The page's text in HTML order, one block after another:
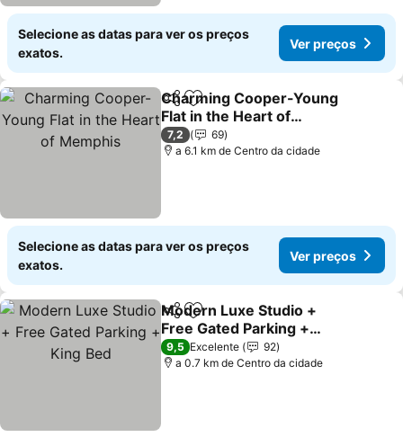
Selecione as datas para ver os preços
exatos.
Ver preços
PartilharAdicionar aos favoritos
Charming Cooper-Young
Flat in the Heart of
Memphis
Ver preços
7,2
69
a 6.1 km de Centro da cidade
Selecione as datas para ver os preços
exatos.
Ver preços
PartilharAdicionar aos favoritos
Modern Luxe Studio +
Free Gated Parking +
King Bed
Ver preços
9,5 Excelente
92
a 0.7 km de Centro da cidade